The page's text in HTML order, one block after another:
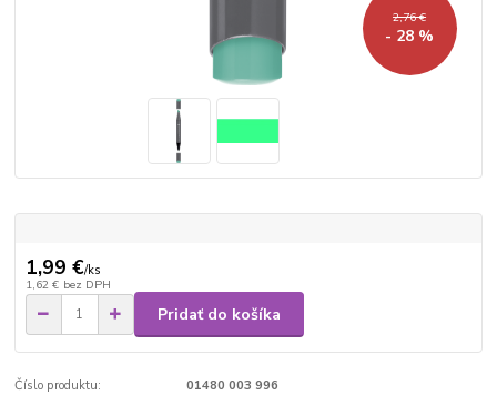
2,76 €
- 28 %
1,99 €/ks
1,62 € bez DPH
Pridať do košíka
Číslo produktu: 01480 003 996